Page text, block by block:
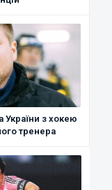
України з хокею
тренера